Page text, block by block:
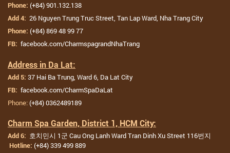
Phone: (+84) 901.132.138
Add 4: 26 Nguyen Trung Truc Street, Tan Lap Ward, Nha Trang City
Phone: (+84) 869 48 99 77
FB: facebook.com/CharmspagrandNhaTrang
Address in Da Lat:
Add 5: 37 Hai Ba Trung, Ward 6, Da Lat City
FB: facebook.com/CharmSpaDaLat
Phone:(+84) 0362489189
Charm Spa Garden, District 1, HCM City:
Add 6: 호치민시 1군 Cau Ong Lanh Ward Tran Dinh Xu Street 116번지
Hotline: (+84) 339 499 889